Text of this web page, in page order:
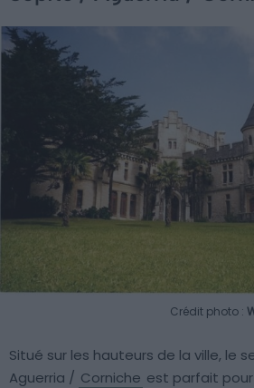
Crédit photo :
Situé sur les hauteurs de la ville, le
Aguerria / Corniche est parfait